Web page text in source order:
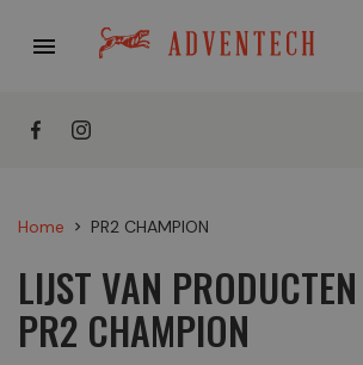

Home chevron_right PR2 CHAMPION
LIJST VAN
PR2 CHAMPION